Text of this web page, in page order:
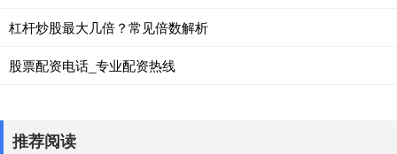
杠杆炒股最大几倍？常见倍数解析
股票配资电话_专业配资热线
推荐阅读